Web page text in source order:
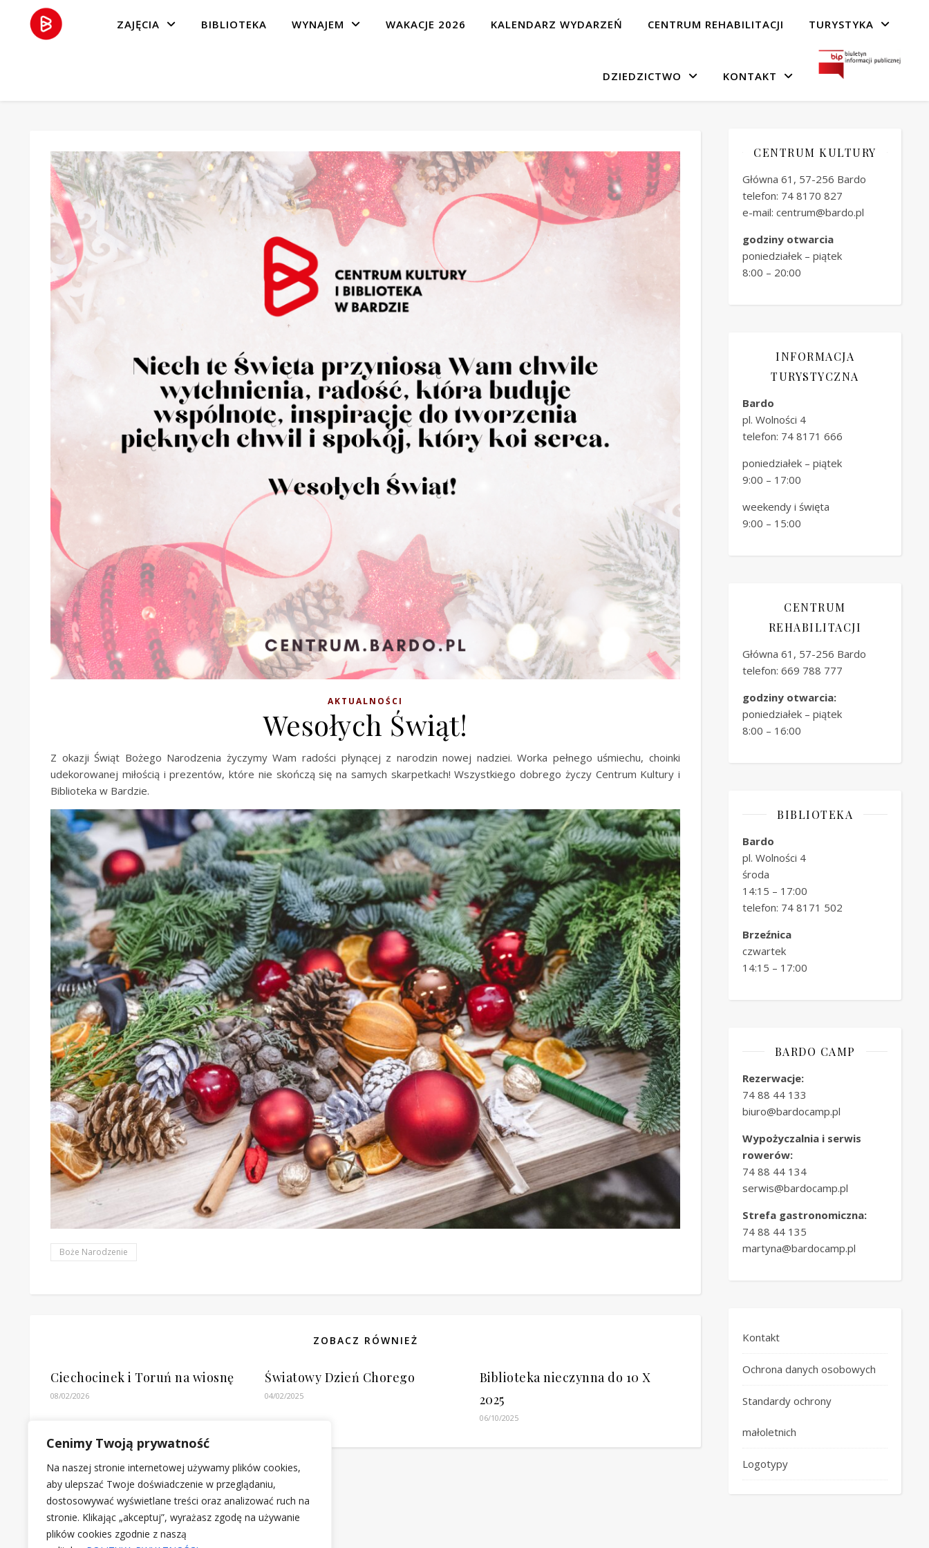
Cenimy Twoją prywatność
Na naszej stronie internetowej używamy plików cookies,
aby ulepszać Twoje doświadczenie w przeglądaniu,
dostosowywać wyświetlane treści oraz analizować ruch na
stronie. Klikając „akceptuj”, wyrażasz zgodę na używanie
plików cookies zgodnie z naszą
ZAJĘCIA BIBLIOTEKA WYNAJEM WAKACJE 2026 KALENDARZ WYDARZEŃ CENTRUM REHABILITACJI TURYSTYKA
DZIEDZICTWO KONTAKT
AKTUALNOŚCI
Wesołych Świąt!
Z okazji Świąt Bożego Narodzenia życzymy Wam radości płynącej z narodzin nowej nadziei. Worka pełnego uśmiechu, choinki
udekorowanej miłością i prezentów, które nie skończą się na samych skarpetkach! Wszystkiego dobrego życzy Centrum Kultury i
Biblioteka w Bardzie.
Boże Narodzenie
ZOBACZ RÓWNIEŻ
Ciechocinek i Toruń na wiosnę
08/02/2026
Światowy Dzień Chorego
04/02/2025
Biblioteka nieczynna do 10 X
2025
06/10/2025
CENTRUM KULTURY
Główna 61, 57-256 Bardo
telefon: 74 8170 827
e-mail: centrum@bardo.pl
godziny otwarcia
poniedziałek – piątek
8:00 – 20:00
INFORMACJA
TURYSTYCZNA
Bardo
pl. Wolności 4
telefon: 74 8171 666
poniedziałek – piątek
9:00 – 17:00
weekendy i święta
9:00 – 15:00
CENTRUM
REHABILITACJI
Główna 61, 57-256 Bardo
telefon: 669 788 777
godziny otwarcia:
poniedziałek – piątek
8:00 – 16:00
BIBLIOTEKA
Bardo
pl. Wolności 4
środa
14:15 – 17:00
telefon: 74 8171 502
Brzeźnica
czwartek
14:15 – 17:00
BARDO CAMP
Rezerwacje:
74 88 44 133
biuro@bardocamp.pl
Wypożyczalnia i serwis
rowerów:
74 88 44 134
serwis@bardocamp.pl
Strefa gastronomiczna:
74 88 44 135
martyna@bardocamp.pl
Kontakt
Ochrona danych osobowych
Standardy ochrony
małoletnich
Logotypy